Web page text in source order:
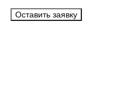
Оставить заявку